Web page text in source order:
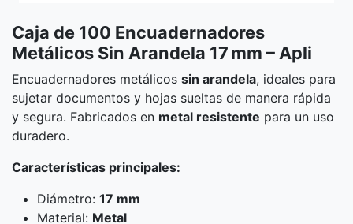
Caja de 100 Encuadernadores
Metálicos Sin Arandela 17 mm – Apli
Encuadernadores metálicos sin arandela, ideales para
sujetar documentos y hojas sueltas de manera rápida
y segura. Fabricados en metal resistente para un uso
duradero.
Características principales:
Diámetro: 17 mm
Material: Metal